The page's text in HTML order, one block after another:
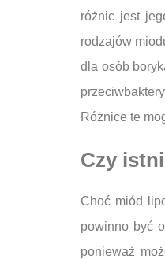
różnic jest
rodzajów
dla osób
Różnice te
Czy
Choć miód
powinno być
ponieważ